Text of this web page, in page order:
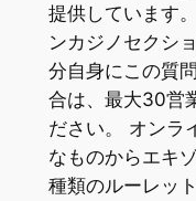
提供しています
ンカジノセクシ
分自身にこの質
合は、最大30営
ださい。 オンラ
なものからエキ
種類のルーレッ